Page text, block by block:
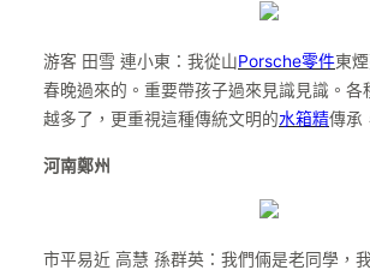
游客 田雪 連小東：我從山Porsche零件東
春晚過來的。重要帶孩子過來見識見識。各
越多了，更重視這種傳統文明的水箱精傳承
河南鄭州
市平易近 高慧 孫群英：我們倆是老同學，